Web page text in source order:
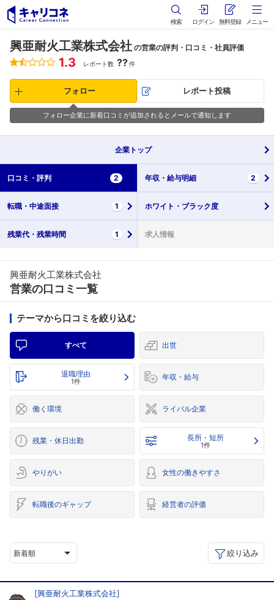
検索 ログイン 無料登録 メニュー
興亜耐火工業株式会社 の営業の評判・口コミ・社員評価
1.3 レポート数 ??件
フォロー レポート投稿
フォロー企業に新着口コミが追加されるとメールで通知します
企業 トップ
口コミ・ 評判 2 年収・ 給与明細 2
転職・ 中途面接 1 ホワイト・ ブラック度
残業代・ 残業時間 1 求人情報
興亜耐火工業株式会社
営業の口コミ一覧
テーマから口コミを絞り込む
すべて 出世
退職理由
1件 年収・給与
働く環境 ライバル企業
残業・休日出勤 長所・短所
1件
やりがい 女性の働きやすさ
転職後のギャップ 経営者の評価
新着順 絞り込み
[興亜耐火工業株式会社]